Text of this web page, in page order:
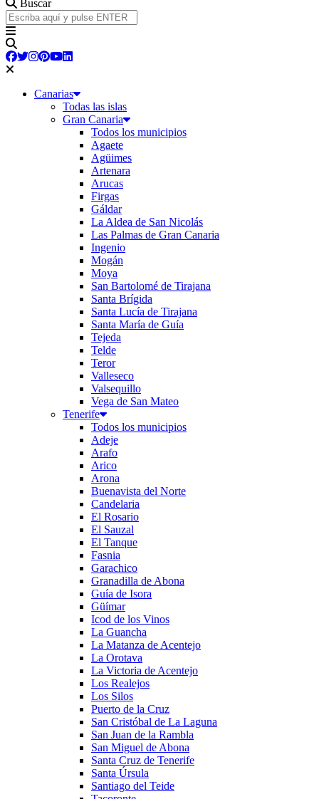
Buscar
Canarias
Todas las islas
Gran Canaria
Todos los municipios
Agaete
Agüimes
Artenara
Arucas
Firgas
Gáldar
La Aldea de San Nicolás
Las Palmas de Gran Canaria
Ingenio
Mogán
Moya
San Bartolomé de Tirajana
Santa Brígida
Santa Lucía de Tirajana
Santa María de Guía
Tejeda
Telde
Teror
Valleseco
Valsequillo
Vega de San Mateo
Tenerife
Todos los municipios
Adeje
Arafo
Arico
Arona
Buenavista del Norte
Candelaria
El Rosario
El Sauzal
El Tanque
Fasnia
Garachico
Granadilla de Abona
Guía de Isora
Güímar
Icod de los Vinos
La Guancha
La Matanza de Acentejo
La Orotava
La Victoria de Acentejo
Los Realejos
Los Silos
Puerto de la Cruz
San Cristóbal de La Laguna
San Juan de la Rambla
San Miguel de Abona
Santa Cruz de Tenerife
Santa Úrsula
Santiago del Teide